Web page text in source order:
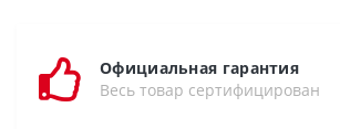
Официальная гарантия
Весь товар сертифицирован